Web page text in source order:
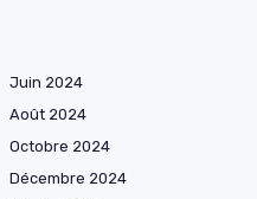
Juin 2024
Août 2024
Octobre 2024
Décembre 2024